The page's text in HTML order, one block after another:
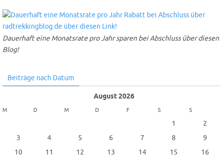
Dauerhaft eine Monatsrate pro Jahr sparen bei Abschluss über diesen
Blog!
Beiträge nach Datum
August 2026
M D M D F S S
1
2
3
4 5 6 7 8
9
10
11 12 13 14 15
16